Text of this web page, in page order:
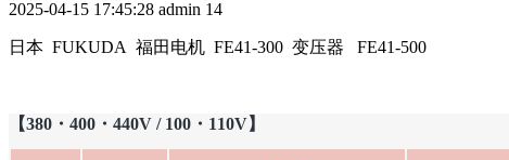
2025-04-15 17:45:28 admin 14
日本 FUKUDA 福田电机 FE41-300 变压器 FE41-500
【380・400・440V / 100・110V】